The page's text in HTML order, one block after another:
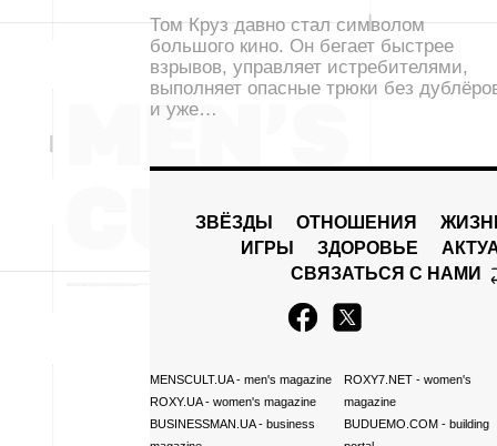
Том Круз давно стал символом
большого кино. Он бегает быстрее
взрывов, управляет истребителями,
выполняет опасные трюки без
и уже…
ЗВЁЗДЫ ОТНОШЕНИЯ
ИГРЫ
ЗДОРОВЬЕ
СВЯЗАТЬСЯ С НАМИ
MENSCULT.UA- men's magazine
ROXY.UA- women's magazine
BUSINESSMAN.UA- business
ROXY7.NET- women's
magazine
BUDUEMO.COM- building